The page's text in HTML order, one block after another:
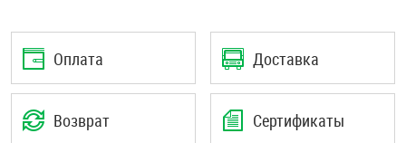
Оплата Доставка
Возврат Сертификаты